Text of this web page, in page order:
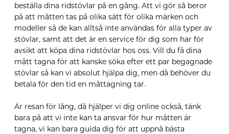
beställa dina ridstövlar på en gång. Att vi gör så beror
på att måtten tas på olika sätt för olika märken och
modeller så de kan alltså inte användas för alla typer av
stövlar, samt att det är en service för dig som har för
avsikt att köpa dina ridstövlar hos oss. Vill du få dina
mått tagna för att kanske söka efter ett par begagnade
stövlar så kan vi absolut hjälpa dig, men då behöver du
betala för den tid en måttagning tar.
Är resan för lång, då hjälper vi dig online också, tänk
bara på att vi inte kan ta ansvar för hur måtten är
tagna, vi kan bara guida dig för att uppnå bästa